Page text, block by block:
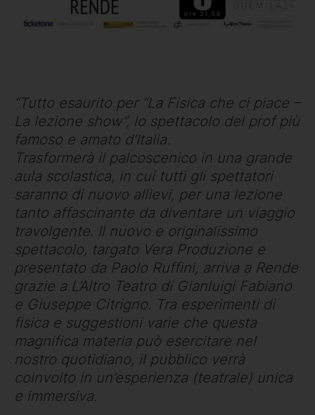
“Tutto esaurito per “La Fisica che ci piace –
La lezione show”, lo spettacolo del prof più
famoso e amato d’Italia.
Trasformerà il palcoscenico in una grande
aula scolastica, in cui tutti gli spettatori
saranno di nuovo allievi, per una lezione
tanto affascinante da diventare un viaggio
travolgente. Il nuovo e originalissimo
spettacolo, targato Vera Produzione e
presentato da Paolo Ruffini, arriva a Rende
grazie a L’Altro Teatro di Gianluigi Fabiano
e Giuseppe Citrigno. Tra esperimenti di
fisica e suggestioni varie che questa
magnifica materia può esercitare nel
nostro quotidiano, il pubblico verrà
coinvolto in un’esperienza (teatrale) unica
e immersiva.